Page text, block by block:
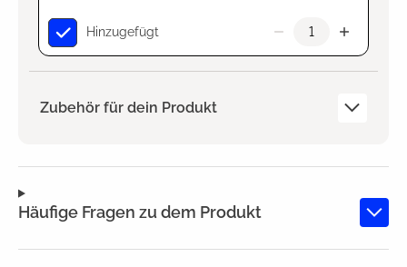
Hinzugefügt
Zubehör für dein Produkt
Häufige Fragen zu dem Produkt